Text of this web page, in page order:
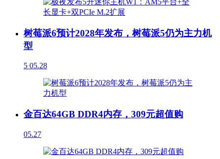
树莓派6预计2028年发布，树莓派5仍为主力机
型
5 05.28
金百达64GB DDR4内存，309元超值购
05.27